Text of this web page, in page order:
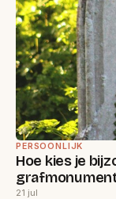
PERSOONLIJK
Hoe kies je
21 jul